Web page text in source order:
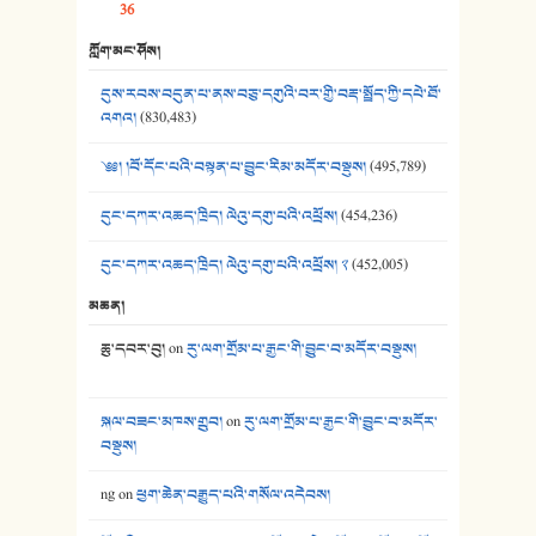
36
ཀློག་མང་ཤོས།
དུས་རབས་བདུན་པ་ནས་བཅུ་དགུའི་བར་གྱི་བརྡ་སྤྲོད་ཀྱི་དཔེ་ཐོ་
འགའ།(830,483)
༄༅། །བོ་དོང་པའི་བསྟན་པ་བྱུང་རིམ་མདོར་བསྡུས།(495,789)
དུང་དཀར་འཆད་ཁྲིད། ལེའུ་དགུ་པའི་འཕྲོས།(454,236)
དུང་དཀར་འཆད་ཁྲིད། ལེའུ་དགུ་པའི་འཕྲོས། ༢(452,005)
མཆན།
ཆུ་དབར་བུ།onརུ་ལག་གྲོམ་པ་རྒྱང་གི་བྱུང་བ་མདོར་བསྡུས།
སྐལ་བཟང་མཁས་གྲུབ།onརུ་ལག་གྲོམ་པ་རྒྱང་གི་བྱུང་བ་མདོར་
བསྡུས།
ngonཕྱག་ཆེན་བརྒྱུད་པའི་གསོལ་འདེབས།